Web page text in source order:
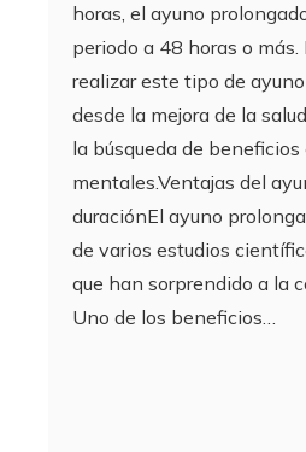
horas, el ayuno
periodo a 48 horas o
realizar este tipo de
desde la mejora de la
la búsqueda de
mentales.Ventajas del
duraciónEl ayuno
de varios estudios
que han sorprendido a la
Uno de los beneficios…